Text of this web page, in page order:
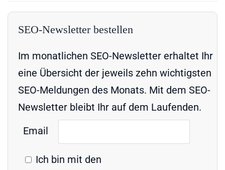
SEO-Newsletter bestellen
Im monatlichen SEO-Newsletter erhaltet Ihr
eine Übersicht der jeweils zehn wichtigsten
SEO-Meldungen des Monats. Mit dem SEO-
Newsletter bleibt Ihr auf dem Laufenden.
Email
Ich bin mit den